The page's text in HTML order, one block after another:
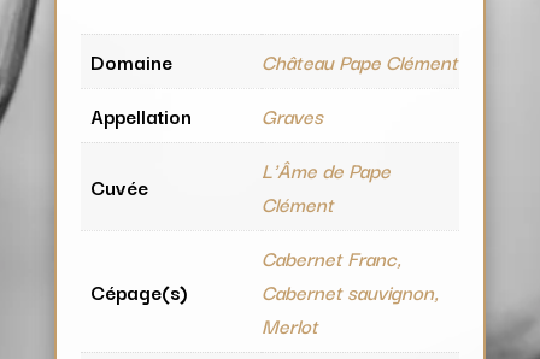
Domaine
Château Pape Clément
Appellation
Graves
Cuvée
L'Âme de Pape
Clément
Cépage(s)
Cabernet Franc,
Cabernet sauvignon,
Merlot